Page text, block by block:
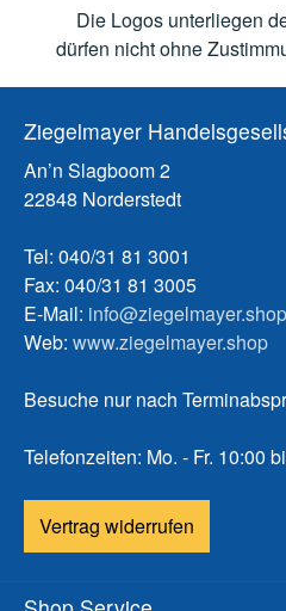
Die Logos unterliegen
dürfen nicht ohne
Ziegelmayer
An’n Slagboom 2
22848 Norderstedt
Tel: 040/31 81 3001
Fax: 040/31 81 3005
E-Mail: info@ziegelmayer.shop
Web: www.ziegelmayer.shop
Besuche nur nach
Telefonzeiten: Mo. - Fr. 10:00
Vertrag widerrufen